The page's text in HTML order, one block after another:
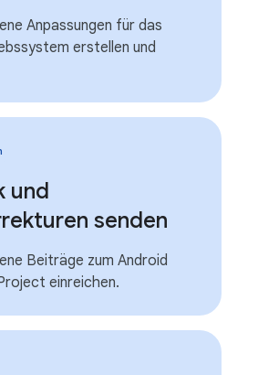
Anpassungen für das
erstellen und
und
senden
Beiträge zum Android
einreichen.